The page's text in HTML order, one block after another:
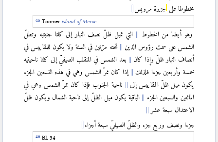
مخطوطا على جزيرة مرويس
Toomer island of Meroe
وهو أيضا من الخطوط
التي تميل ظلّ نصف النهار إلى كلتا جنبتيه وتطلّ
الشمس على سمت رؤوس الذين
تحته مرّتين في السنة ولا يكون للمقاييس في
أنصاف النهار ظلّ وإذا كان
بعد الشمس في المنقلب الصيفيّ إلى كلتا ناحيتيه
خمسة وأربعين جزءا فلذلك
إذا كان ممرّ الشمس وهي في هذه التسعين الجزء
يكون ميل ظلّ المقاييس إلى
ناحية الجنوب فإذا كان ممرّ الشمس وهي في
المائتين والسبعين الجزء
الباقية يكون ميل الظلّ إلى ناحية الشمال ويكون ظلّ
الاعتدال سبعة عشر
جزءا ونصف وربع جزء والظلّ الصيفيّ سبعة أجزاء
BL 34